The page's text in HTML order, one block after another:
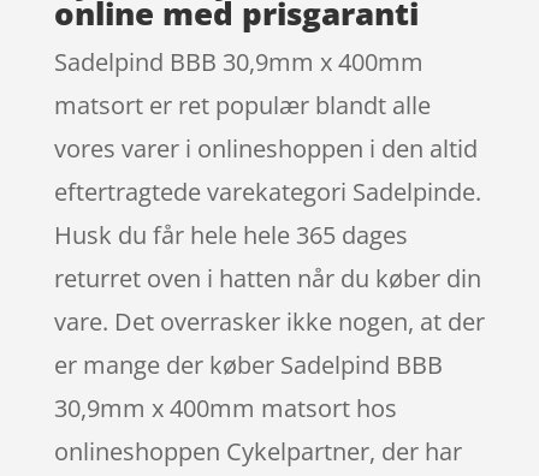
online med prisgaranti
Sadelpind BBB 30,9mm x 400mm
matsort er ret populær blandt alle
vores varer i onlineshoppen i den altid
eftertragtede varekategori Sadelpinde.
Husk du får hele hele 365 dages
returret oven i hatten når du køber din
vare. Det overrasker ikke nogen, at der
er mange der køber Sadelpind BBB
30,9mm x 400mm matsort hos
onlineshoppen Cykelpartner, der har